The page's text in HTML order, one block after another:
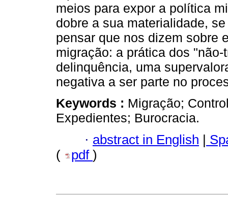
meios para expor a política
dobre a sua materialidade,
pensar que nos dizem sobre
migração: a prática dos
delinquência, uma
negativa a ser parte no
Keywords : Migração;
Expedientes; Burocracia.
· abstract in English |
(
pdf )